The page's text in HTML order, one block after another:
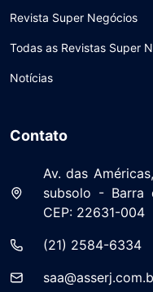
Revista Super Negócios
Todas as Revistas Super
Notícias
Contato
Av. das
subsolo - Barra
CEP: 22631-004
(21) 2584-6334